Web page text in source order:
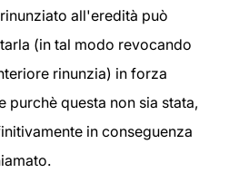
all'eredità può
(in tal modo revocando
rinunzia) in forza
questa non sia stata,
in conseguenza